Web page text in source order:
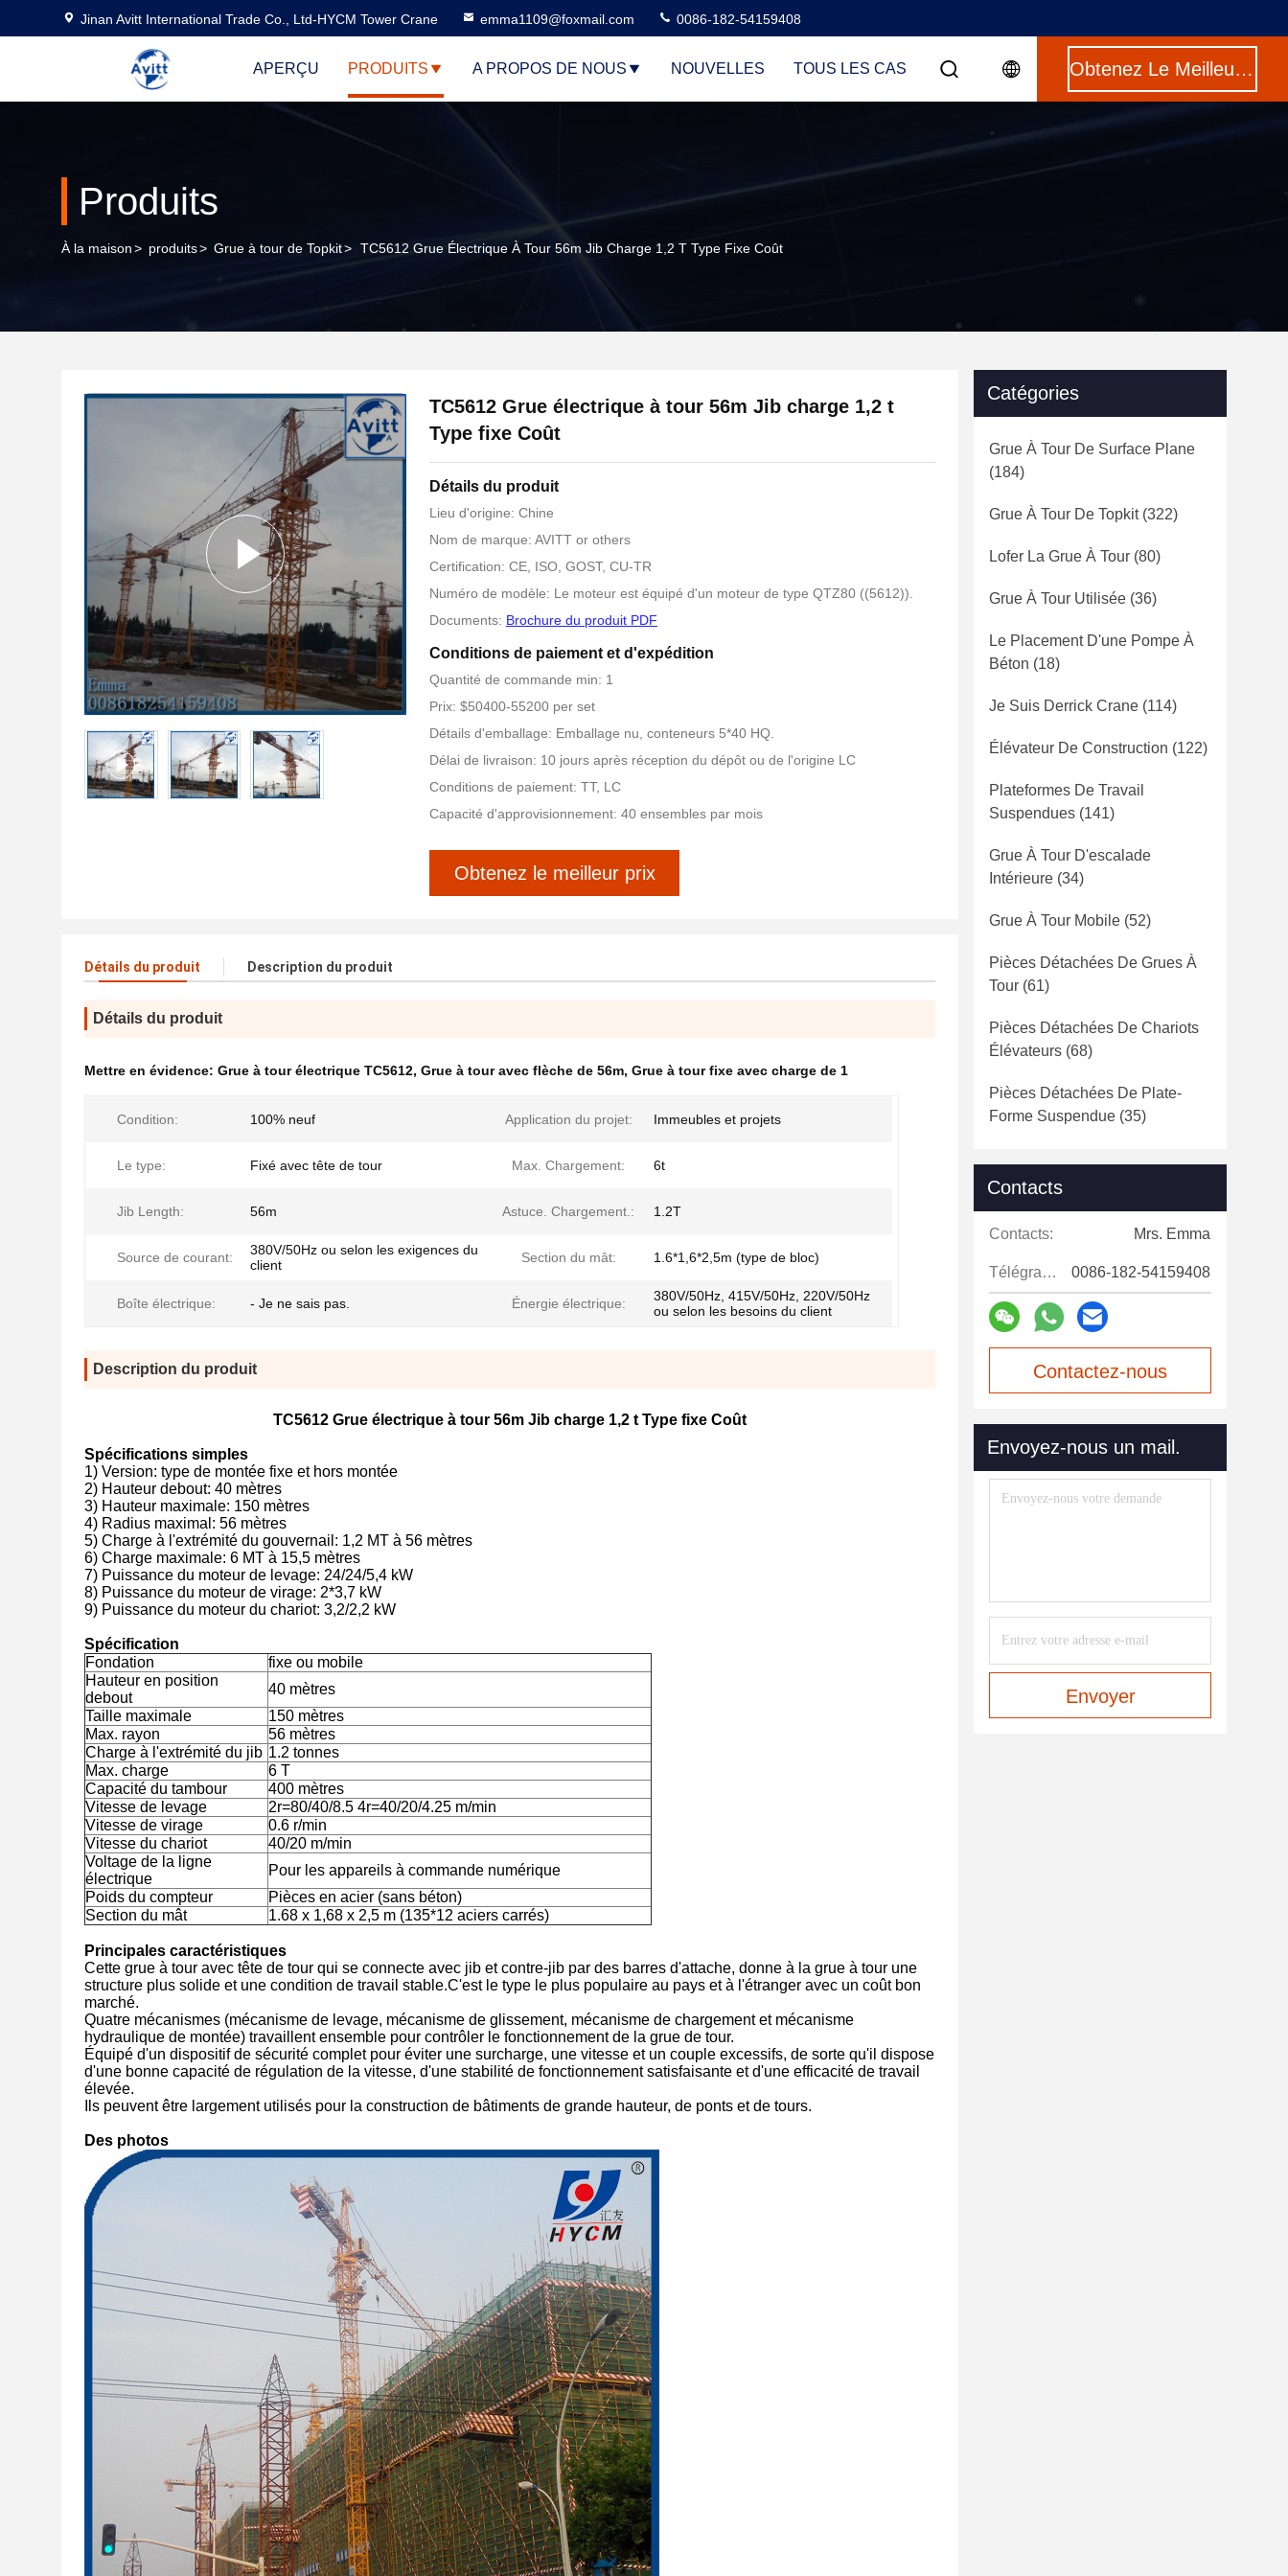
Jinan Avitt International Trade Co., Ltd-HYCM Tower Crane emma1109@foxmail.com 0086-182-54159408
APERÇU PRODUITS A PROPOS DE NOUS NOUVELLES TOUS LES CAS Obtenez Le Meilleur Prix
Produits
À la maison> produits> Grue à tour de Topkit> TC5612 Grue Électrique À Tour 56m Jib Charge 1,2 T Type Fixe Coût
TC5612 Grue électrique à tour 56m Jib charge 1,2 t
Type fixe Coût
Détails du produit
Lieu d'origine: Chine
Nom de marque: AVITT or others
Certification: CE, ISO, GOST, CU-TR
Numéro de modèle: Le moteur est équipé d'un moteur de type QTZ80 ((5612)).
Documents: Brochure du produit PDF
Conditions de paiement et d'expédition
Quantité de commande min: 1
Prix: $50400-55200 per set
Détails d'emballage: Emballage nu, conteneurs 5*40 HQ.
Délai de livraison: 10 jours après réception du dépôt ou de l'origine LC
Conditions de paiement: TT, LC
Capacité d'approvisionnement: 40 ensembles par mois
Obtenez le meilleur prix
Détails du produit Description du produit
Détails du produit
Mettre en évidence: Grue à tour électrique TC5612, Grue à tour avec flèche de 56m, Grue à tour fixe avec charge de 1
Condition: 100% neuf Application du projet: Immeubles et projets
Le type: Fixé avec tête de tour Max. Chargement: 6t
Jib Length: 56m Astuce. Chargement.: 1.2T
Source de courant:
380V/50Hz ou selon les exigences du
client
Section du mât: 1.6*1,6*2,5m (type de bloc)
Boîte électrique: - Je ne sais pas. Énergie électrique:
380V/50Hz, 415V/50Hz, 220V/50Hz
ou selon les besoins du client
Description du produit
TC5612 Grue électrique à tour 56m Jib charge 1,2 t Type fixe Coût
Spécifications simples
1) Version: type de montée fixe et hors montée
2) Hauteur debout: 40 mètres
3) Hauteur maximale: 150 mètres
4) Radius maximal: 56 mètres
5) Charge à l'extrémité du gouvernail: 1,2 MT à 56 mètres
6) Charge maximale: 6 MT à 15,5 mètres
7) Puissance du moteur de levage: 24/24/5,4 kW
8) Puissance du moteur de virage: 2*3,7 kW
9) Puissance du moteur du chariot: 3,2/2,2 kW
Spécification
Fondation
fixe ou mobile
Hauteur en position
debout
40 mètres
Taille maximale
150 mètres
Max. rayon
56 mètres
Charge à l'extrémité du jib 1.2 tonnes
Max. charge
6 T
Capacité du tambour
400 mètres
Vitesse de levage
2r=80/40/8.5 4r=40/20/4.25 m/min
Vitesse de virage
0.6 r/min
Vitesse du chariot
40/20 m/min
Voltage de la ligne
électrique
Pour les appareils à commande numérique
Poids du compteur
Pièces en acier (sans béton)
Section du mât
1.68 x 1,68 x 2,5 m (135*12 aciers carrés)
Principales caractéristiques
Cette grue à tour avec tête de tour qui se connecte avec jib et contre-jib par des barres d'attache, donne à la grue à tour une
structure plus solide et une condition de travail stable.C'est le type le plus populaire au pays et à l'étranger avec un coût bon
marché.
Quatre mécanismes (mécanisme de levage, mécanisme de glissement, mécanisme de chargement et mécanisme
hydraulique de montée) travaillent ensemble pour contrôler le fonctionnement de la grue de tour.
Équipé d'un dispositif de sécurité complet pour éviter une surcharge, une vitesse et un couple excessifs, de sorte qu'il dispose
d'une bonne capacité de régulation de la vitesse, d'une stabilité de fonctionnement satisfaisante et d'une efficacité de travail
élevée.
Ils peuvent être largement utilisés pour la construction de bâtiments de grande hauteur, de ponts et de tours.
Des photos
Catégories
Grue À Tour De Surface Plane
(184)
Grue À Tour De Topkit(322)
Lofer La Grue À Tour (80)
Grue À Tour Utilisée (36)
Le Placement D'une Pompe À
Béton (18)
Je Suis Derrick Crane (114)
Élévateur De Construction (122)
Plateformes De Travail
Suspendues (141)
Grue À Tour D'escalade
Intérieure (34)
Grue À Tour Mobile (52)
Pièces Détachées De Grues À
Tour (61)
Pièces Détachées De Chariots
Élévateurs (68)
Pièces Détachées De Plate-
Forme Suspendue (35)
Contacts
Contacts: Mrs. Emma
Télégramme: 0086-182-54159408
Contactez-nous
Envoyez-nous un mail.
Envoyer